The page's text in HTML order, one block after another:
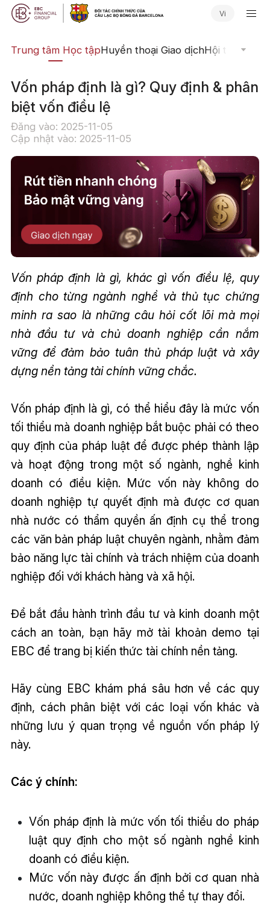
Vi
Trung tâm Học tậpHuyền thoại Giao dịchHội thảo
Vốn pháp định là gì? Quy định & phân
biệt vốn điều lệ
Đăng vào: 2025-11-05
Cập nhật vào: 2025-11-05
Vốn pháp định là gì, khác gì vốn điều lệ, quy
định cho từng ngành nghề và thủ tục chứng
minh ra sao là những câu hỏi cốt lõi mà mọi
nhà đầu tư và chủ doanh nghiệp cần nắm
vững để đảm bảo tuân thủ pháp luật và xây
dựng nền tảng tài chính vững chắc.
Vốn pháp định là gì, có thể hiểu đây là mức vốn
tối thiểu mà doanh nghiệp bắt buộc phải có theo
quy định của pháp luật để được phép thành lập
và hoạt động trong một số ngành, nghề kinh
doanh có điều kiện. Mức vốn này không do
doanh nghiệp tự quyết định mà được cơ quan
nhà nước có thẩm quyền ấn định cụ thể trong
các văn bản pháp luật chuyên ngành, nhằm đảm
bảo năng lực tài chính và trách nhiệm của doanh
nghiệp đối với khách hàng và xã hội.
Để bắt đầu hành trình đầu tư và kinh doanh một
cách an toàn, bạn hãy mở tài khoản demo tại
EBC để trang bị kiến thức tài chính nền tảng.
Hãy cùng EBC khám phá sâu hơn về các quy
định, cách phân biệt với các loại vốn khác và
những lưu ý quan trọng về nguồn vốn pháp lý
này.
Các ý chính:
Vốn pháp định là mức vốn tối thiểu do pháp
luật quy định cho một số ngành nghề kinh
doanh có điều kiện.
Mức vốn này được ấn định bởi cơ quan nhà
nước, doanh nghiệp không thể tự thay đổi.